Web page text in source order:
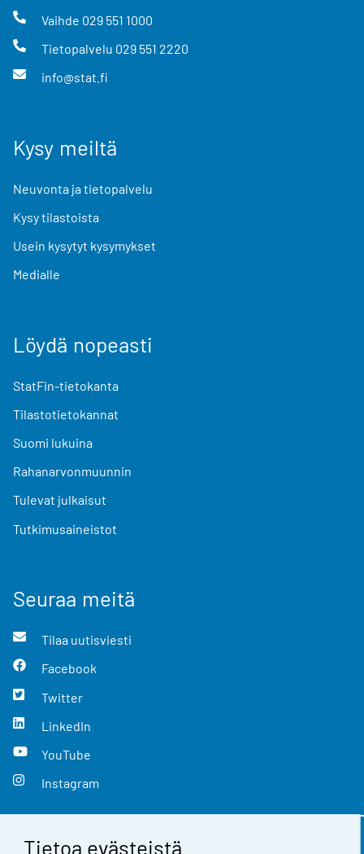
Tietoa evästeistä
Vaihde 029 551 1000
Tietopalvelu 029 551 2220
info@stat.fi
Kysy meiltä
Neuvonta ja tietopalvelu
Kysy tilastoista
Usein kysytyt kysymykset
Medialle
Löydä nopeasti
StatFin-tietokanta
Tilastotietokannat
Suomi lukuina
Rahanarvonmuunnin
Tulevat julkaisut
Tutkimusaineistot
Seuraa meitä
Tilaa uutisviesti
Facebook
Twitter
LinkedIn
YouTube
Instagram